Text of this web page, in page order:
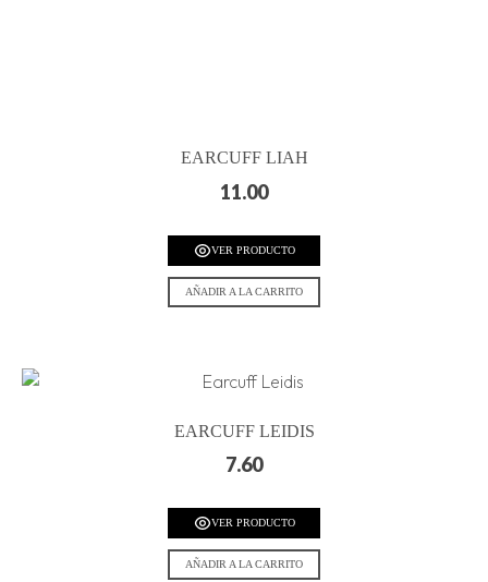
EARCUFF LIAH
11.00
VER PRODUCTO
AÑADIR A LA CARRITO
EARCUFF LEIDIS
7.60
VER PRODUCTO
AÑADIR A LA CARRITO